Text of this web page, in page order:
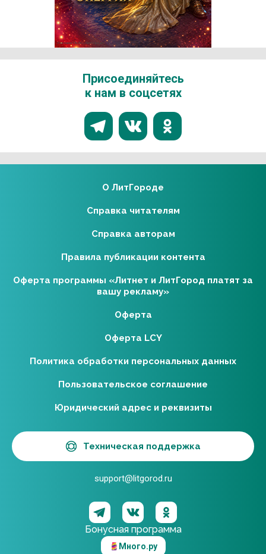
Присоединяйтесь
к нам в соцсетях
Реклама 18+ АО «ЛитГород»
Бонусная программа
Много.ру
О ЛитГороде
Справка читателям
Справка авторам
Правила публикации контента
Оферта программы «Литнет и ЛитГород платят за
вашу рекламу»
Оферта
Оферта LCY
Политика обработки персональных данных
Пользовательское соглашение
Юридический адрес и реквизиты
Техническая поддержка
support@litgorod.ru